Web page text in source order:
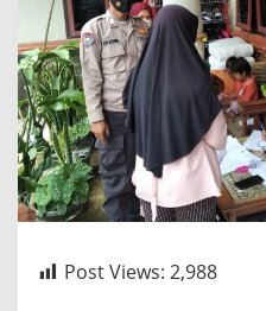
Post Views: 2,988